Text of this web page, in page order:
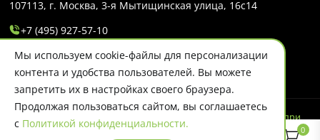
0
107113, г. Москва, 3-я Мытищинская улица, 16с14
+7 (495) 927-57-10
info@evlart.ru
© 2026 Evlart. Сайт несет информационный характер и ни при
каких обстоятельствах не является публичной офертой.
Мы используем cookie-файлы для персонализации
контента и удобства пользователей. Вы можете
запретить их в настройках своего браузера.
Продолжая пользоваться сайтом, вы соглашаетесь
с Политикой конфиденциальности.